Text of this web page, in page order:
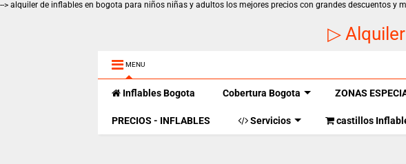
--> alquiler de inflables en bogota para niños niñas y adultos los mejores precios con grandes descuentos
▷ Alquiler
MENU
Inflables Bogota Cobertura Bogota ZONAS
PRECIOS - INFLABLES Servicios castillos